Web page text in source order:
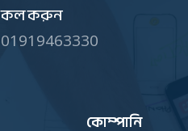
কল করুন
01919463330
কোম্পানি